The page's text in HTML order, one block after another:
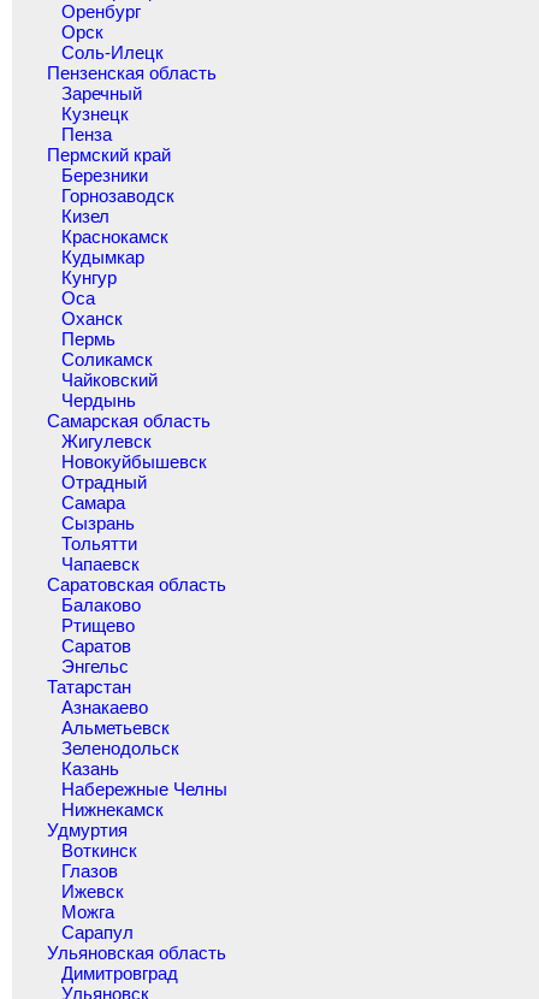
Оренбург
Орск
Соль-Илецк
Пензенская область
Заречный
Кузнецк
Пенза
Пермский край
Березники
Горнозаводск
Кизел
Краснокамск
Кудымкар
Кунгур
Оса
Оханск
Пермь
Соликамск
Чайковский
Чердынь
Самарская область
Жигулевск
Новокуйбышевск
Отрадный
Самара
Сызрань
Тольятти
Чапаевск
Саратовская область
Балаково
Ртищево
Саратов
Энгельс
Татарстан
Азнакаево
Альметьевск
Зеленодольск
Казань
Набережные Челны
Нижнекамск
Удмуртия
Воткинск
Глазов
Ижевск
Можга
Сарапул
Ульяновская область
Димитровград
Ульяновск